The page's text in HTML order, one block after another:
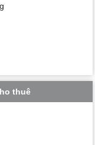
thuê